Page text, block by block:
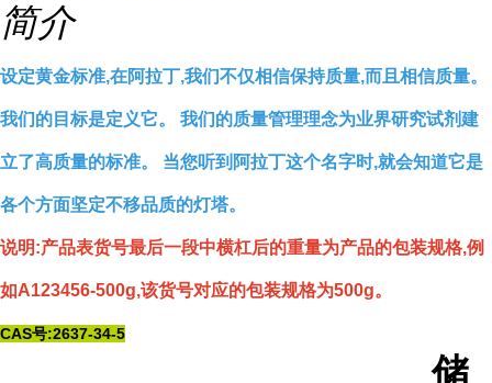
简介
设定黄金标准,在阿拉丁,我们不仅相信保持质量,而且相信质量。
我们的目标是定义它。 我们的质量管理理念为业界研究试剂建
立了高质量的标准。 当您听到阿拉丁这个名字时,就会知道它是
各个方面坚定不移品质的灯塔。
说明:产品表货号最后一段中横杠后的重量为产品的包装规格,例
如A123456-500g,该货号对应的包装规格为500g。
CAS号:2637-34-5
储